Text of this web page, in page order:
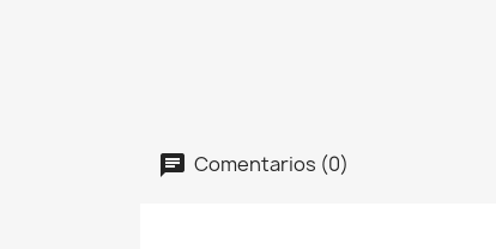
Comentarios (0)